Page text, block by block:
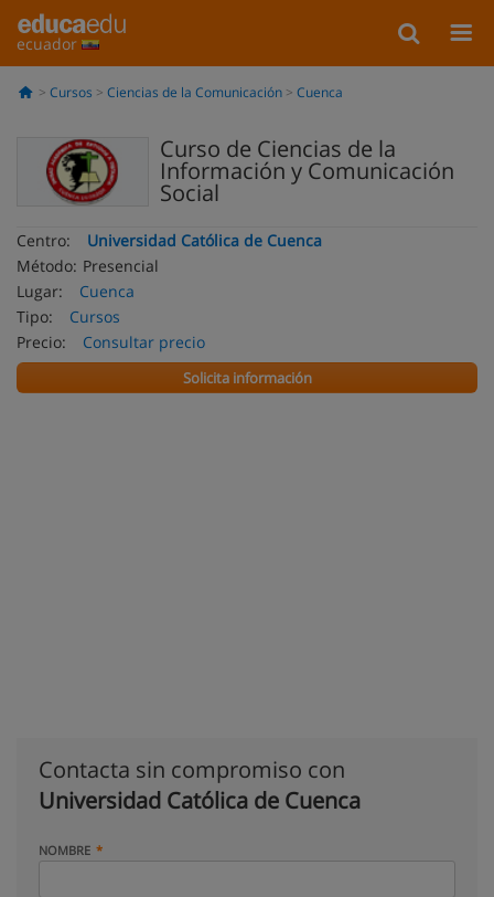
ecuador
Cursos Ciencias de la Comunicación Cuenca
Curso de Ciencias de la
Información y Comunicación
Social
Centro:
Universidad Católica de Cuenca
Método: Presencial
Lugar:
Cuenca
Tipo:
Cursos
Precio:
Consultar precio
Solicita información
Contacta sin compromiso con
Universidad Católica de Cuenca
NOMBRE